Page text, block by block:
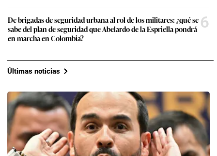
De brigadas de seguridad urbana al rol de los militares: ¿qué se
sabe del plan de seguridad que Abelardo de la Espriella pondrá
en marcha en Colombia?
6
Últimas noticias